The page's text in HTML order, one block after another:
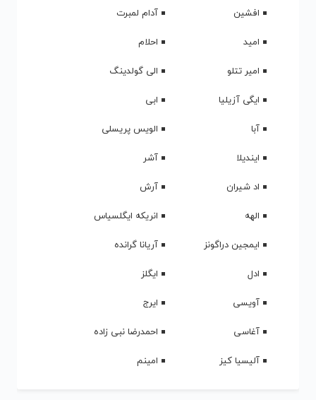
افشین
آدام لمبرت
امید
احلام
امیر تتلو
الی گولدینگ
ایگی آزیلیا
ابی
آبا
الویس پریسلی
ایندیلا
آشر
اد شیران
آرش
الهه
انریکه ایگلسیاس
ایمجین دراگونز
آریانا گرانده
ادل
ایگلز
آویسی
ایرج
آغاسی
احمدرضا نبی زاده
آلیسیا کیز
امینم